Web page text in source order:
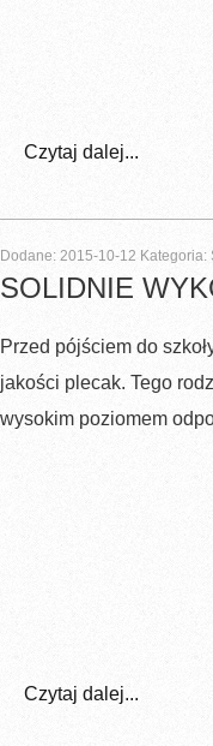
Czytaj dalej...
Dodane: 2015-10-12 Kategoria:
SOLIDNIE
Przed pójściem do
jakości plecak. Tego
wysokim poziomem
Czytaj dalej...